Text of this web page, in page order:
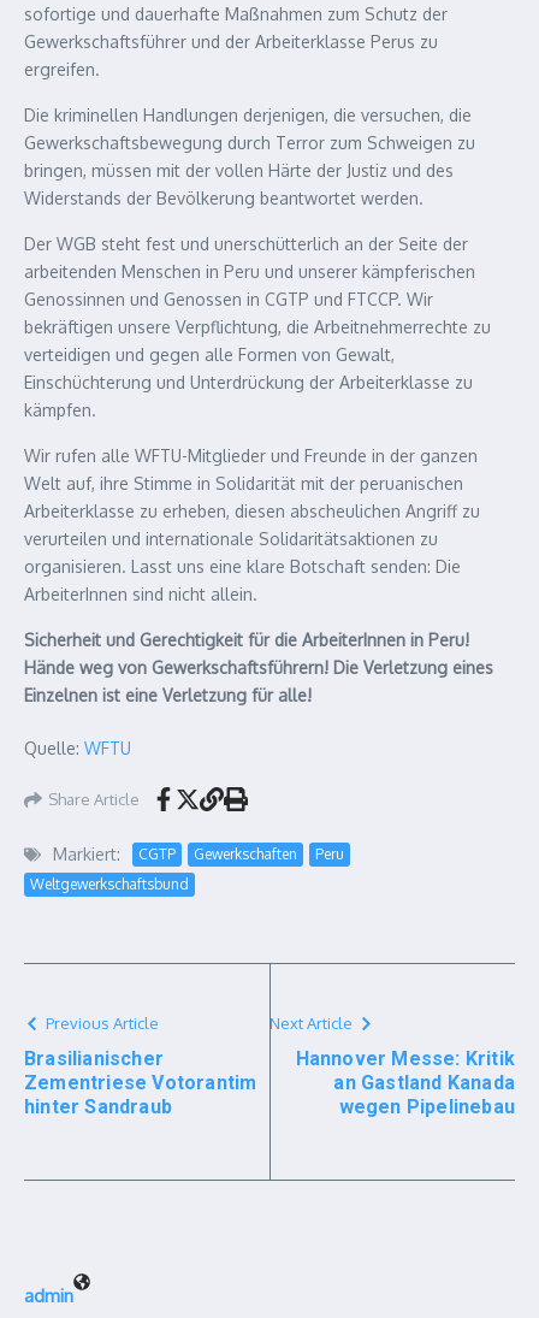
sofortige und dauerhafte Maßnahmen zum Schutz der
Gewerkschaftsführer und der Arbeiterklasse Perus zu
ergreifen.
Die kriminellen Handlungen derjenigen, die versuchen, die
Gewerkschaftsbewegung durch Terror zum Schweigen zu
bringen, müssen mit der vollen Härte der Justiz und des
Widerstands der Bevölkerung beantwortet werden.
Der WGB steht fest und unerschütterlich an der Seite der
arbeitenden Menschen in Peru und unserer kämpferischen
Genossinnen und Genossen in CGTP und FTCCP. Wir
bekräftigen unsere Verpflichtung, die Arbeitnehmerrechte zu
verteidigen und gegen alle Formen von Gewalt,
Einschüchterung und Unterdrückung der Arbeiterklasse zu
kämpfen.
Wir rufen alle WFTU-Mitglieder und Freunde in der ganzen
Welt auf, ihre Stimme in Solidarität mit der peruanischen
Arbeiterklasse zu erheben, diesen abscheulichen Angriff zu
verurteilen und internationale Solidaritätsaktionen zu
organisieren. Lasst uns eine klare Botschaft senden: Die
ArbeiterInnen sind nicht allein.
Sicherheit und Gerechtigkeit für die ArbeiterInnen in Peru!
Hände weg von Gewerkschaftsführern! Die Verletzung eines
Einzelnen ist eine Verletzung für alle!
Quelle: WFTU
Share Article
Markiert: CGTP Gewerkschaften
Peru
Weltgewerkschaftsbund
Previous Article
Brasilianischer
Zementriese Votorantim
hinter Sandraub
Next Article
Hannover Messe: Kritik
an Gastland Kanada
wegen Pipelinebau
admin